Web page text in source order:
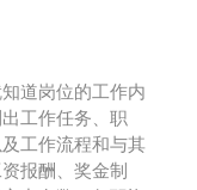
道岗位的工作内
工作任务、职
工作流程和与其
报酬、奖金制